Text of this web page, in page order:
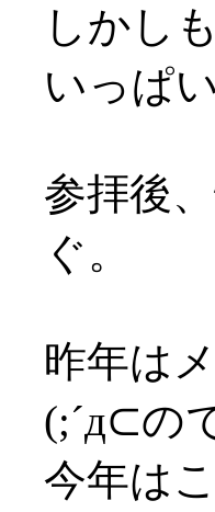
しかし
いっぱい
参拝後
ぐ。
昨年は
(;´д⊂の
今年は